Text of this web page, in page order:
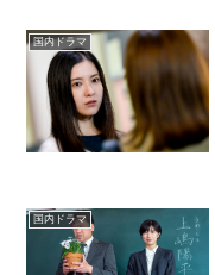
国内ドラマ
国内ドラマ